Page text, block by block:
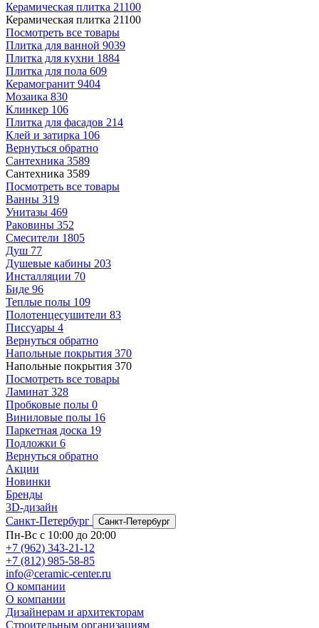
Керамическая плитка 21100
Керамическая плитка 21100
Посмотреть все товары
Плитка для ванной 9039
Плитка для кухни 1884
Плитка для пола 609
Керамогранит 9404
Мозаика 830
Клинкер 106
Плитка для фасадов 214
Клей и затирка 106
Вернуться обратно
Сантехника 3589
Сантехника 3589
Посмотреть все товары
Ванны 319
Унитазы 469
Раковины 352
Смесители 1805
Душ 77
Душевые кабины 203
Инсталляции 70
Биде 96
Теплые полы 109
Полотенцесушители 83
Писсуары 4
Вернуться обратно
Напольные покрытия 370
Напольные покрытия 370
Посмотреть все товары
Ламинат 328
Пробковые полы 0
Виниловые полы 16
Паркетная доска 19
Подложки 6
Вернуться обратно
Акции
Новинки
Бренды
3D-дизайн
Санкт-Петербург
Санкт-Петербург
Пн-Вс с 10:00 до 20:00
+7 (962) 343-21-12
+7 (812) 985-58-85
info@ceramic-center.ru
О компании
О компании
Дизайнерам и архитекторам
Строительным организациям